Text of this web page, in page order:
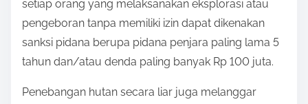
setiap orang yang melaksanakan eksplorasi atau
pengeboran tanpa memiliki izin dapat dikenakan
sanksi pidana berupa pidana penjara paling lama 5
tahun dan/atau denda paling banyak Rp 100 juta.
Penebangan hutan secara liar juga melanggar